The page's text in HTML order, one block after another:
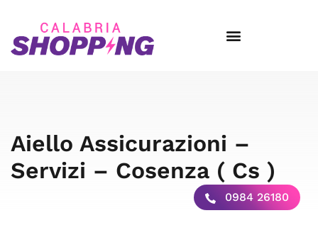
Aiello Assicurazioni –
Servizi – Cosenza ( Cs )
0984 26180